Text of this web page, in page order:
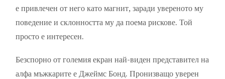
е привлечен от него като магнит, заради увереното му
поведение и склонността му да поема рискове. Той
просто е интересен.
Безспорно от големия екран най-виден представител на
алфа мъжкарите е Джеймс Бонд. Пронизващо уверен